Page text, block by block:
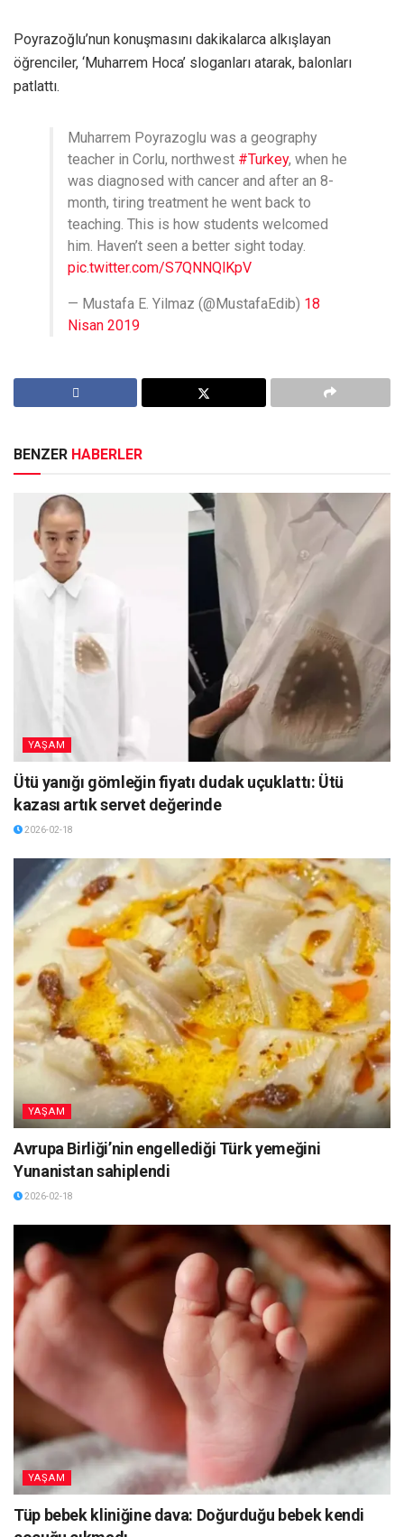
Poyrazoğlu’nun konuşmasını dakikalarca alkışlayan
öğrenciler, ‘Muharrem Hoca’ sloganları atarak, balonları
patlattı.
teacher in Corlu, northwest #Turkey, when he
was diagnosed with cancer and after an 8-
month, tiring treatment he went back to
teaching. This is how students welcomed
him. Haven’t seen a better sight today.
pic.twitter.com/S7QNNQlKpV
Nisan 2019
Ütü yanığı gömleğin fiyatı dudak uçuklattı: Ütü
kazası artık servet değerinde
Avrupa Birliği’nin engellediği Türk yemeğini
Yunanistan sahiplendi
Tüp bebek kliniğine dava: Doğurduğu bebek kendi
çocuğu çıkmadı